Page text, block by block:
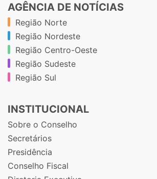
AGÊNCIA DE NOTÍCIAS
Região Norte
Região Nordeste
Região Centro-Oeste
Região Sudeste
Região Sul
INSTITUCIONAL
Sobre o Conselho
Secretários
Presidência
Conselho Fiscal